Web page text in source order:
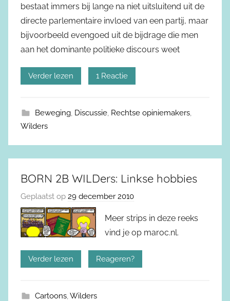
bestaat immers bij lange na niet uitsluitend uit de
directe parlementaire invloed van een partij, maar
bijvoorbeeld evengoed uit de bijdrage die men
aan het dominante politieke discours weet
Verder lezen 1 Reactie
Beweging, Discussie, Rechtse opiniemakers,
Wilders
BORN 2B WILDers: Linkse hobbies
Geplaatst op 29 december 2010
Meer strips in deze reeks
vind je op maroc.nl.
Verder lezen Reageren?
Cartoons,Wilders